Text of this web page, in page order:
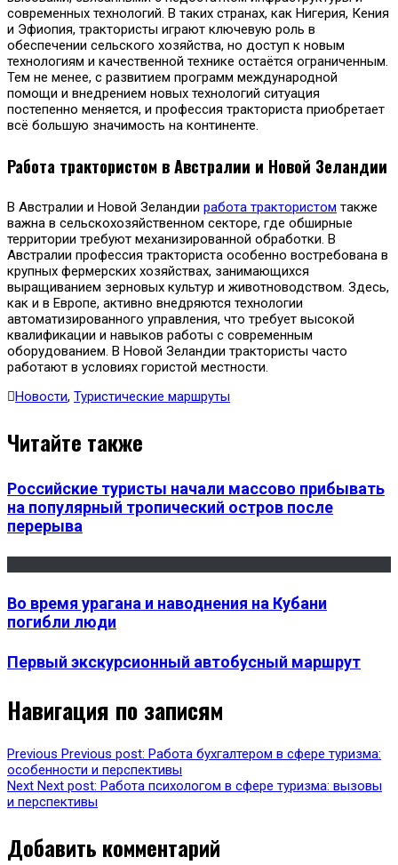
современных технологий. В таких странах, как Нигерия, Кения
и Эфиопия, трактористы играют ключевую роль в
обеспечении сельского хозяйства, но доступ к новым
технологиям и качественной технике остаётся ограниченным.
Тем не менее, с развитием программ международной
помощи и внедрением новых технологий ситуация
постепенно меняется, и профессия тракториста приобретает
всё большую значимость на континенте.
Работа трактористом в Австралии и Новой Зеландии
В Австралии и Новой Зеландии работа трактористом также
важна в сельскохозяйственном секторе, где обширные
территории требуют механизированной обработки. В
Австралии профессия тракториста особенно востребована в
крупных фермерских хозяйствах, занимающихся
выращиванием зерновых культур и животноводством. Здесь,
как и в Европе, активно внедряются технологии
автоматизированного управления, что требует высокой
квалификации и навыков работы с современным
оборудованием. В Новой Зеландии трактористы часто
работают в условиях гористой местности.
Новости, Туристические маршруты
Читайте также
Российские туристы начали массово прибывать
на популярный тропический остров после
перерыва
Во время урагана и наводнения на Кубани
погибли люди
Первый экскурсионный автобусный маршрут
Навигация по записям
Previous Previous post: Работа бухгалтером в сфере туризма:
особенности и перспективы
Next Next post: Работа психологом в сфере туризма: вызовы
и перспективы
Добавить комментарий